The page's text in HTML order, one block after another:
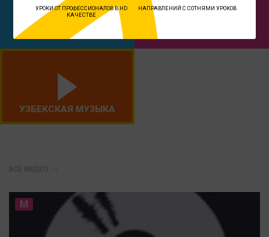
ЙОГА СОВРЕМЕННЫЙ ТАНЕЦ
УЗБЕКСКАЯ МУЗЫКА
ВСЕ ВИДЕО
M
УРОКИ ОТ ПРОФЕССИОНАЛОВ В HD
КАЧЕСТВЕ
НАПРАВЛЕНИЙ С СОТНЯМИ УРОКОВ